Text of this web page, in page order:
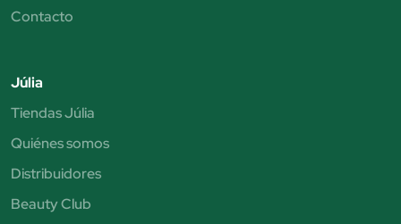
Contacto
Júlia
Tiendas Júlia
Quiénes somos
Distribuidores
Beauty Club